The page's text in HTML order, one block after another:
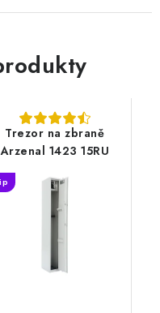
Trezor na zbraně
Arzenal 1423 15RU